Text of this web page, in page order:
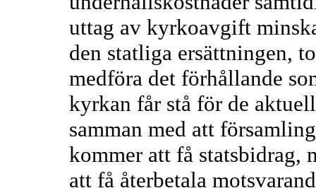
uttag av kyrkoavgift
den statliga ersättningen,
medföra det förhållande
kyrkan får stå för de
samman med att
kommer att få statsbidrag,
att få återbetala